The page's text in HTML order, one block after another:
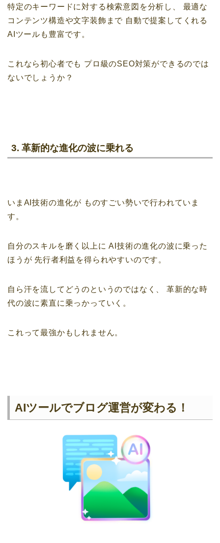
特定のキーワードに対する検索意図を分析し、
最適な
コンテンツ構造や文字装飾まで 自動で提案してくれる
AIツールも豊富です。
これなら初心者でも プロ級のSEO対策ができるのでは
ないでしょうか？
3. 革新的な進化の波に乗れる
いまAI技術の進化が ものすごい勢いで行われていま
す。
自分のスキルを磨く以上に AI技術の進化の波に乗った
ほうが 先行者利益を得られやすいのです。
自ら汗を流してどうのというのではなく、
革新的な時
代の波に素直に乗っかっていく。
これって最強かもしれません。
AIツールでブログ運営が変わる！